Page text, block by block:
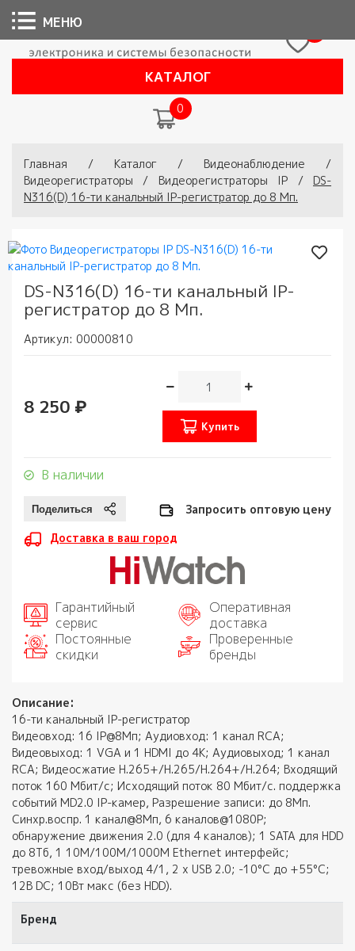
КАТАЛОГ
0
Вы здесь
Главная / Каталог / Видеонаблюдение
/
Видеорегистраторы
/ Видеорегистраторы IP /
DS-
N316(D) 16-ти канальный IP-регистратор до 8 Мп.
DS-N316(D) 16-ти канальный IP-
регистратор до 8 Мп.
Артикул: 00000810
8 250 ₽
Купить
В наличии
Запросить оптовую цену
Доставка в ваш город
Гарантийный
сервис
Оперативная
доставка
Постоянные
скидки
Проверенные
бренды
Описание:
16-ти канальный IP-регистратор
Видеовход: 16 IP@8Мп; Аудиовход: 1 канал RCA;
Видеовыход: 1 VGA и 1 HDMI до 4К; Аудиовыход; 1 канал
RCA; Видеосжатие H.265+/H.265/H.264+/H.264; Входящий
поток 160 Мбит/с; Исходящий поток 80 Мбит/с. поддержка
событий MD2.0 IP-камер, Разрешение записи: до 8Мп.
Синхр.воспр. 1 канал@8Мп, 6 каналов@1080P;
обнаружение движения 2.0 (для 4 каналов); 1 SATA для HDD
до 8Тб, 1 10M/100M/1000M Ethernet интерфейс;
тревожные вход/выход 4/1, 2 х USB 2.0; -10°C до +55°C;
12В DC; 10Вт макс (без HDD).
Бренд
МЕНЮ